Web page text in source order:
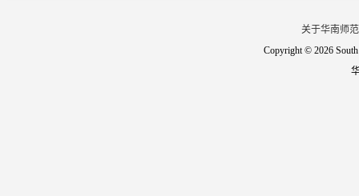
关于华南师
Copyright © 2026